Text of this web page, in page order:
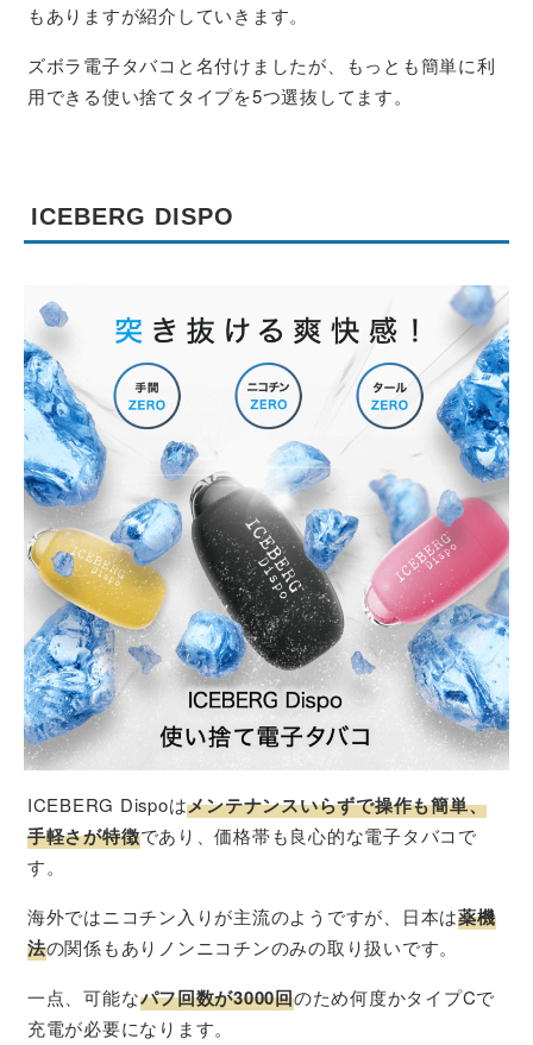
もありますが紹介していきます。
ズボラ電子タバコと名付けましたが、もっとも簡単に利
用できる使い捨てタイプを5つ選抜してます。
ICEBERG DISPO
ICEBERG Dispoはメンテナンスいらずで操作も簡単、
手軽さが特徴であり、価格帯も良心的な電子タバコで
す。
海外ではニコチン入りが主流のようですが、日本は薬機
法の関係もありノンニコチンのみの取り扱いです。
一点、可能なパフ回数が3000回のため何度かタイプCで
充電が必要になります。